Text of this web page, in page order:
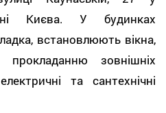
Києва. У будинках
встановлюють вікна,
зовнішніх
та сантехнічні